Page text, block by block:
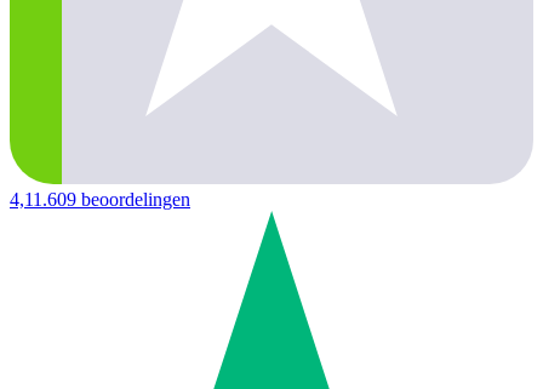
4,11.609 beoordelingen